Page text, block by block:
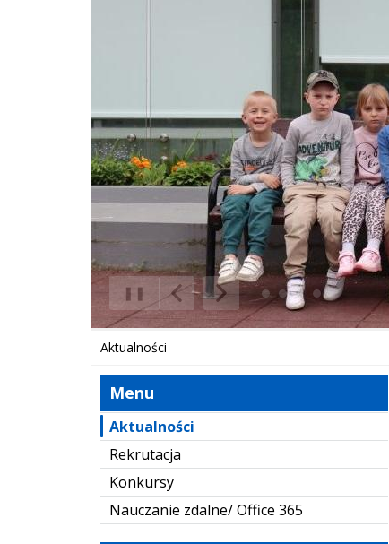
Poprzedni Element
Następny Element
❚❚
Aktualności
Menu
Aktualności
Rekrutacja
Konkursy
Nauczanie zdalne/ Office 365